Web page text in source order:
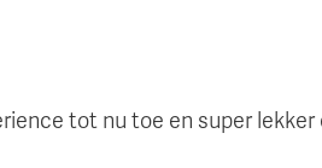
tot nu toe en super